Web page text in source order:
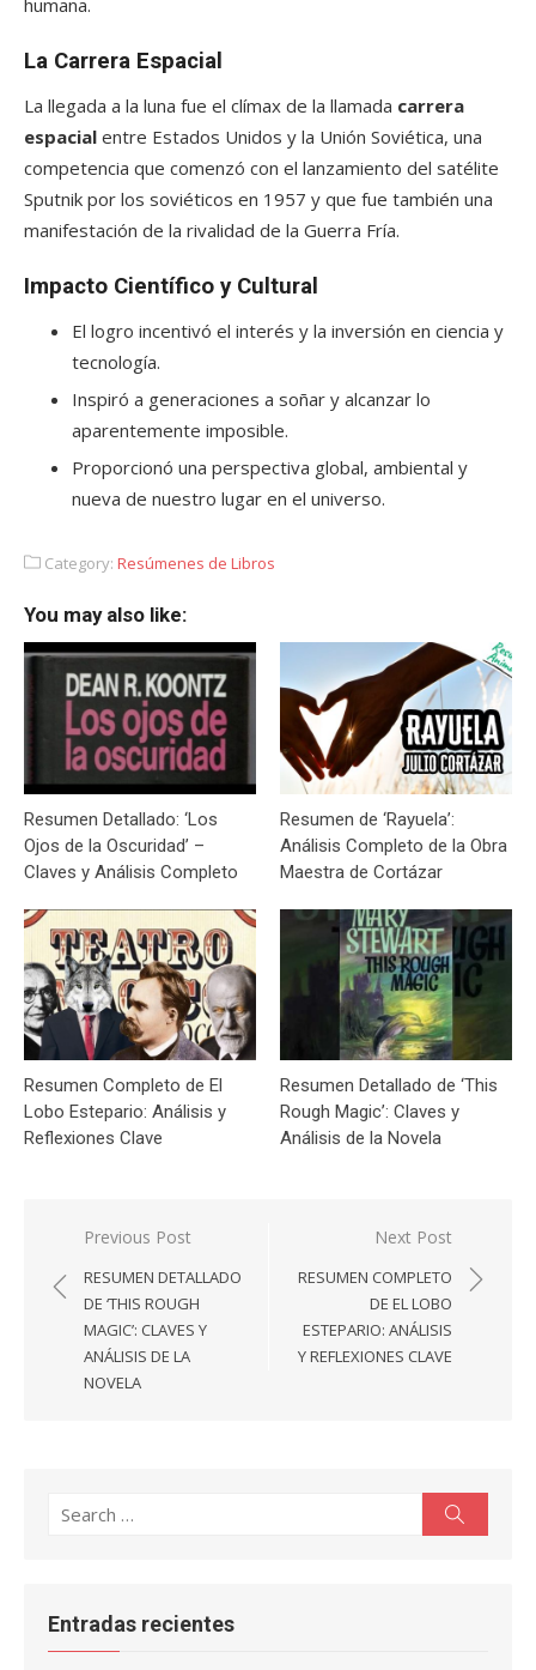
humana.
La Carrera Espacial
La llegada a la luna fue el clímax de la llamada carrera
espacial entre Estados Unidos y la Unión Soviética, una
competencia que comenzó con el lanzamiento del satélite
Sputnik por los soviéticos en 1957 y que fue también una
manifestación de la rivalidad de la Guerra Fría.
Impacto Científico y Cultural
El logro incentivó el interés y la inversión en ciencia y
tecnología.
Inspiró a generaciones a soñar y alcanzar lo
aparentemente imposible.
Proporcionó una perspectiva global, ambiental y
nueva de nuestro lugar en el universo.
Category: Resúmenes de Libros
You may also like:
Resumen Detallado: ‘Los
Ojos de la Oscuridad’ –
Claves y Análisis Completo
Resumen de ‘Rayuela’:
Análisis Completo de la Obra
Maestra de Cortázar
Resumen Completo de El
Lobo Estepario: Análisis y
Reflexiones Clave
Resumen Detallado de ‘This
Rough Magic’: Claves y
Análisis de la Novela
Navegación
de
entradas
Previous Post
RESUMEN DETALLADO
DE ‘THIS ROUGH
MAGIC’: CLAVES Y
ANÁLISIS DE LA
NOVELA
Next Post
RESUMEN COMPLETO
DE EL LOBO
ESTEPARIO: ANÁLISIS
Y REFLEXIONES CLAVE
Search
Entradas recientes